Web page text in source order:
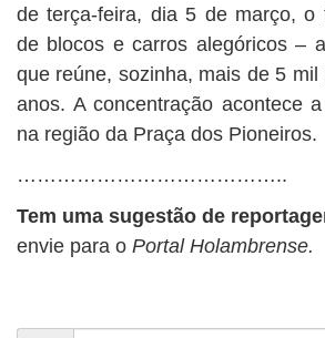
de terça-feira, dia 5 de março, o
de blocos e carros alegóricos –
que reúne, sozinha, mais de 5
anos. A concentração acontece
na região da Praça dos Pioneiros.
…………………………………..
Tem uma sugestão de
envie para o Portal Holambrense.